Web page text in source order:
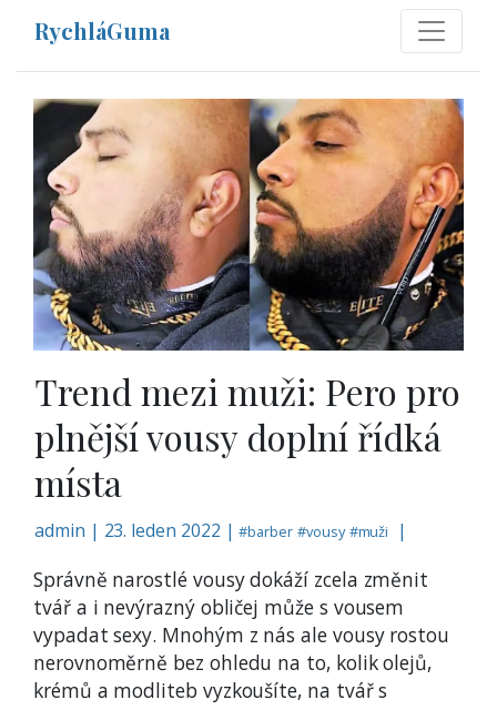
RychláGuma
Trend mezi muži: Pero pro
plnější vousy doplní řídká
místa
admin | 23. leden 2022 |#barber #vousy #muži |
Správně narostlé vousy dokáží zcela změnit
tvář a i nevýrazný obličej může s vousem
vypadat sexy. Mnohým z nás ale vousy rostou
nerovnoměrně bez ohledu na to, kolik olejů,
krémů a modliteb vyzkoušíte, na tvář s